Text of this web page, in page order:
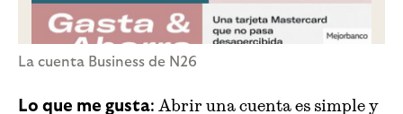
La cuenta Business de N26
Lo que me gusta: Abrir una cuenta es simple y